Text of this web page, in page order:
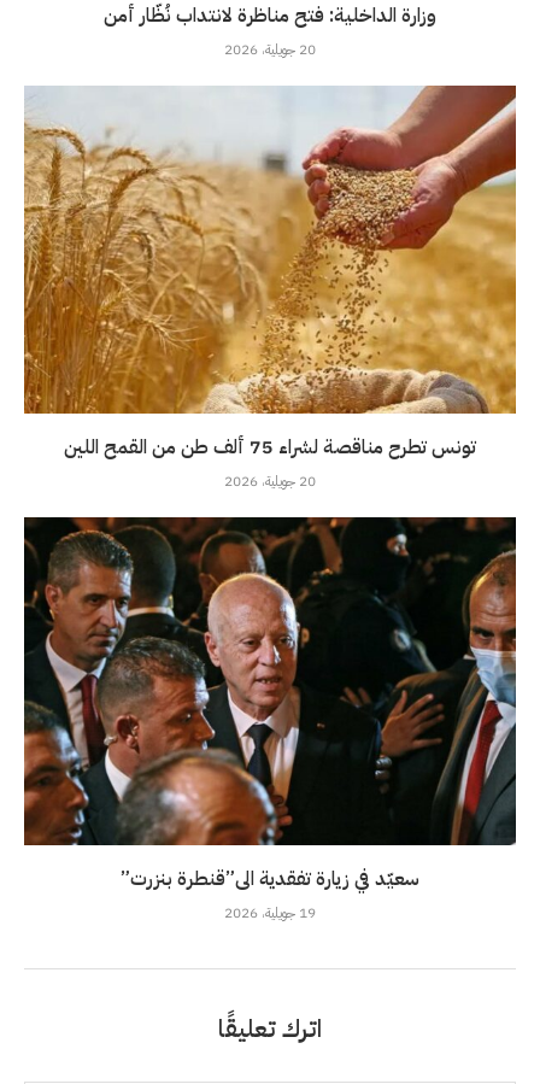
وزارة الداخلية: فتح مناظرة لانتداب نُظّار أمن
20 جويلية، 2026
تونس تطرح مناقصة لشراء 75 ألف طن من القمح اللين
20 جويلية، 2026
سعيّد في زيارة تفقدية الى”قنطرة بنزرت”
19 جويلية، 2026
اترك تعليقًا